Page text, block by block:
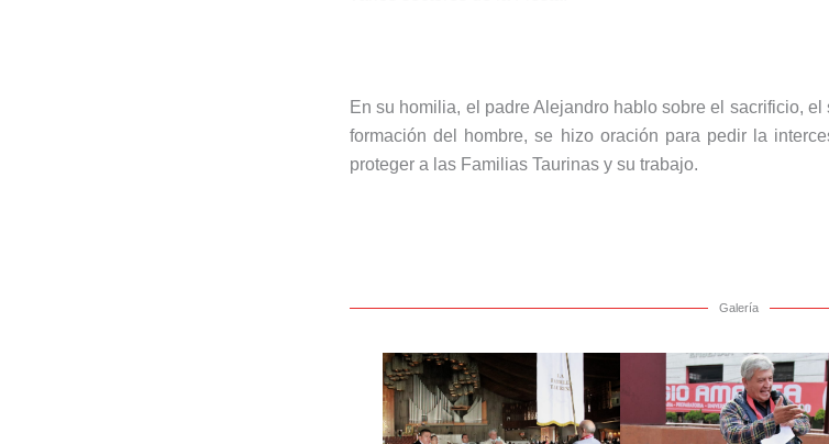
En su homilia, el padre Alejandro hablo sobre el sacrificio,
formación del hombre, se hizo oración para pedir la
proteger a las Familias Taurinas y su trabajo.
Galería